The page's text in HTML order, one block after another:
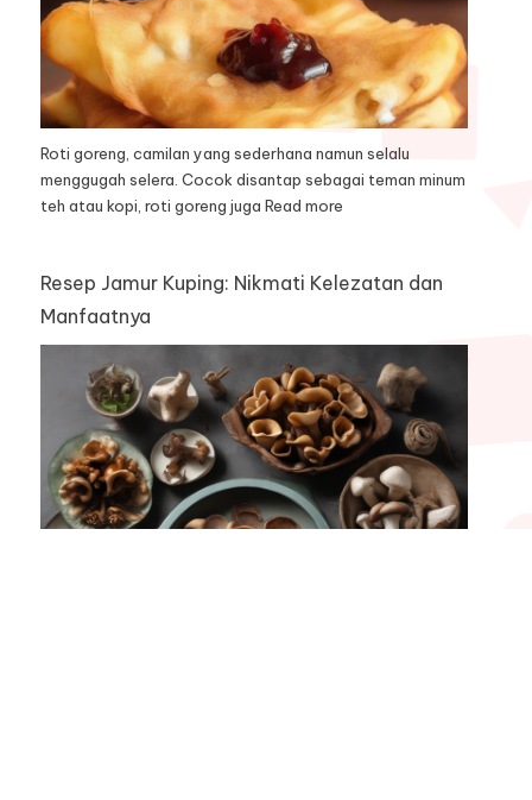
Roti goreng, camilan yang sederhana namun selalu
menggugah selera. Cocok disantap sebagai teman minum
teh atau kopi, roti goreng juga Read more
Resep Jamur Kuping: Nikmati Kelezatan dan
Manfaatnya